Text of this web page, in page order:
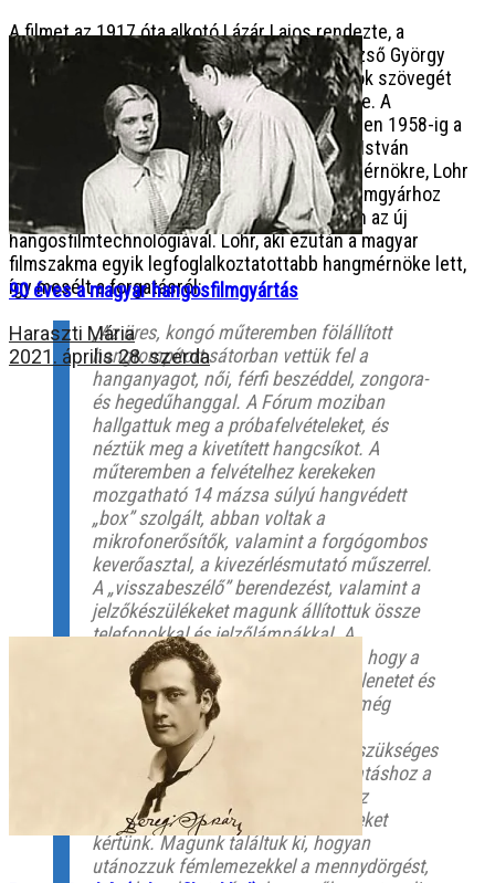
A filmet az 1917 óta alkotó Lázár Lajos rendezte, a
forgatókönyvet Lőrincz Miklós és Faragó Dezső György
írták. Az első kifejezetten filmre írt betétdalok szövegét
Harmath Imre, zenéjét Angyal László szerezte. A
felvételeket a némafilmek (és később, egészen 1958-ig a
hangosfilmek) megbecsült operatőre, Eiben István
készítette. A film hangfelvételeit egy fiatal mérnökre, Lohr
Ferencre bízták, akit a Hunnia a német UFA filmgyárhoz
küldött tanulmányútra, hogy megismerkedjen az új
hangosfilmtechnológiával. Lohr, aki ezután a magyar
filmszakma egyik legfoglalkoztatottabb hangmérnöke lett,
így mesélt a forgatásról:
„Az üres, kongó műteremben fölállított
hangtompított sátorban vettük fel a
hanganyagot, női, férfi beszéddel, zongora-
és hegedűhanggal. A Fórum moziban
hallgattuk meg a próbafelvételeket, és
néztük meg a kivetített hangcsíkot. A
műteremben a felvételhez kerekeken
mozgatható 14 mázsa súlyú hangvédett
„box” szolgált, abban voltak a
mikrofonerősítők, valamint a forgógombos
keverőasztal, a kivezérlésmutató műszerrel.
A „visszabeszélő” berendezést, valamint a
jelzőkészülékeket magunk állítottuk össze
telefonokkal és jelzőlámpákkal. A
gördíthetőségre azért volt szükség, hogy a
hangmérnök lássa a mindenkori jelenetet és
a mikrofonmozgatást. Nem állott még
rendelkezésünkre mikrofonállvány,
hangkulissza, a már kezdetben is szükséges
hangarchívum. Például a kutyaugatáshoz a
műterembe hozattuk a kutyákat. Az
effektusokhoz hangutánzó embereket
kértünk. Magunk találtuk ki, hogyan
utánozzuk fémlemezekkel a mennydörgést,
90 éves a magyar hangosfilmgyártás
Haraszti Mária
2021. április 28. szerda